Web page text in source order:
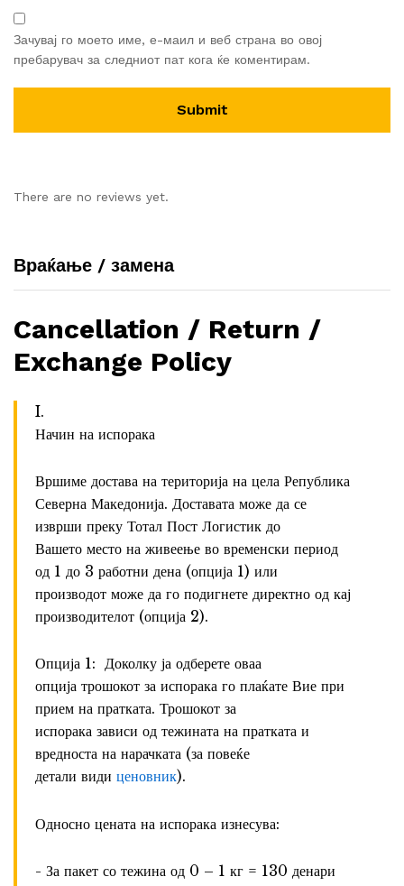
Зачувај го моето име, е-маил и веб страна во овој
пребарувач за следниот пат кога ќе коментирам.
There are no reviews yet.
Враќање / замена
Cancellation / Return /
Exchange Policy
I.
Начин на испорака
Вршиме достава на територија на цела Република
Северна Македонија. Доставата може да се
изврши преку Тотал Пост Логистик до
Вашето место на живеење во временски период
од 1 до 3 работни дена (опција 1) или
производот може да го подигнете директно од кај
производителот (опција 2).
Опција 1: Доколку ја одберете оваа
опција трошокот за испорака го плаќате Вие при
прием на пратката. Трошокот за
испорака зависи од тежината на пратката и
вредноста на нарачката (за повеќе
детали види ценовник).
Односно цената на испорака изнесува:
- За пакет со тежина од 0 – 1 кг = 130 денари